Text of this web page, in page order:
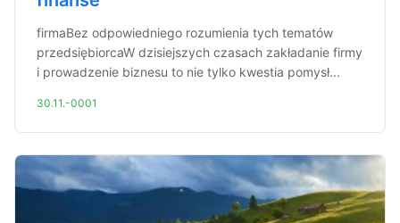
firmaBez odpowiedniego rozumienia tych tematów
przedsiębiorcaW dzisiejszych czasach zakładanie firmy
i prowadzenie biznesu to nie tylko kwestia pomysł...
30.11.-0001